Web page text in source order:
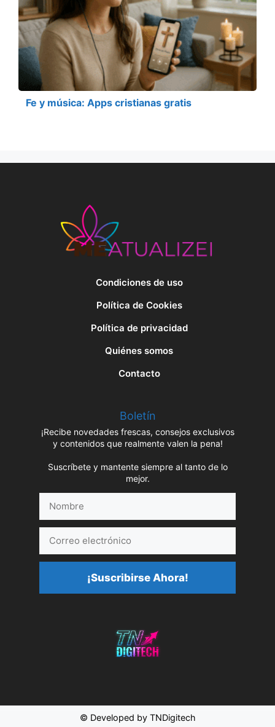
Fe y música: Apps cristianas gratis
Condiciones de uso
Política de Cookies
Política de privacidad
Quiénes somos
Contacto
Boletín
¡Recibe novedades frescas, consejos exclusivos
y contenidos que realmente valen la pena!
Suscríbete y mantente siempre al tanto de lo
mejor.
electrónico
¡Suscribirse Ahora!